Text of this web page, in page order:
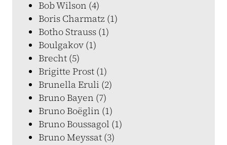
Bob Wilson (4)
Boris Charmatz (1)
Botho Strauss (1)
Boulgakov (1)
Brecht (5)
Brigitte Prost (1)
Brunella Eruli (2)
Bruno Bayen (7)
Bruno Boëglin (1)
Bruno Boussagol (1)
Bruno Meyssat (3)